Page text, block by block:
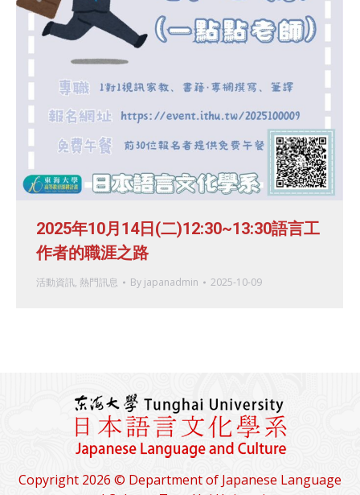
2025年10月14日(二)12:30~13:30語言工
作者的職涯之路
活動資訊, 熱門訊息 By japanadmin 2025-10-09
Copyright 2026 © Department of Japanese Language